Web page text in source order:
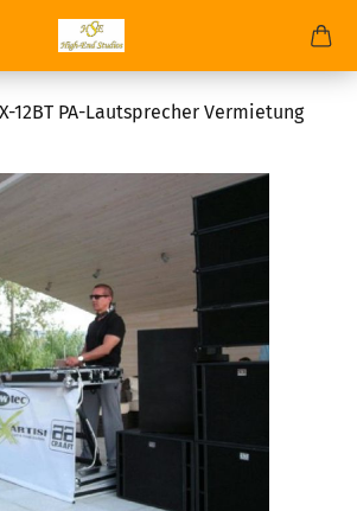
12BT PA-Lautsprecher Vermietung